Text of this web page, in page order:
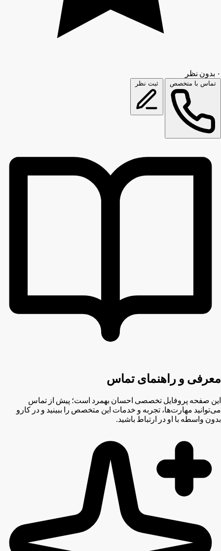
۰ بدون نظر
تماس با متخصص ثبت نظر
معرفی و راهنمای تماس
این صفحه پروفایل تخصصی احسان بهمرد است؛ پیش از تماس
می‌توانید مهارت‌ها، تجربه و خدمات این متخصص را ببینید و در کارو
بدون واسطه با او در ارتباط باشید.